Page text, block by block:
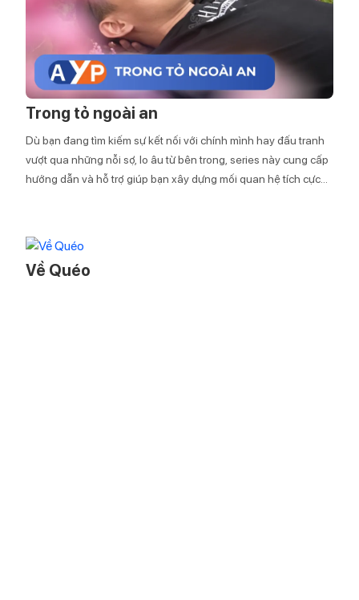
Trong tỏ ngoài an
Dù bạn đang tìm kiếm sự kết nối với chính mình hay đấu tranh
vượt qua những nỗi sợ, lo âu từ bên trong, series này cung cấp
hướng dẫn và hỗ trợ giúp bạn xây dựng mối quan hệ tích cực
Về Quéo